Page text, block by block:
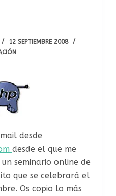
12 SEPTIEMBRE 2008
desde
desde el que me
seminario online de
que se celebrará el
Os copio lo más